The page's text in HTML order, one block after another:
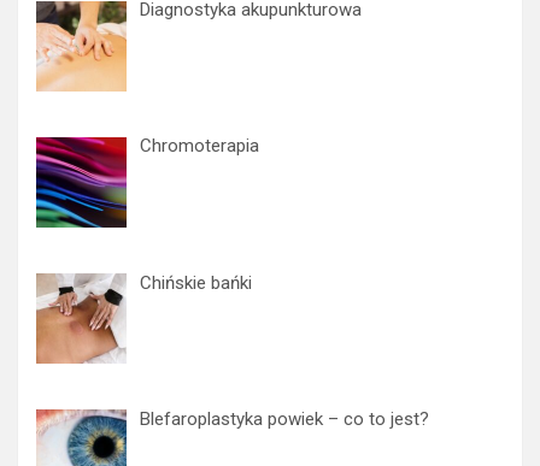
c
h
Diagnostyka akupunkturowa
Chromoterapia
Chińskie bańki
Blefaroplastyka powiek – co to jest?